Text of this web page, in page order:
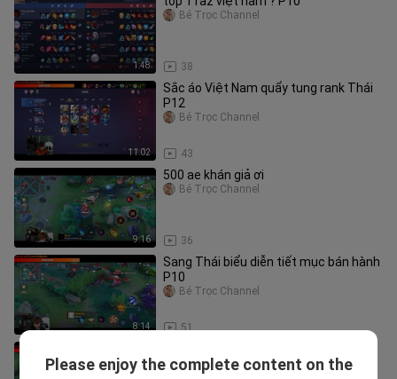
1:48 38
Bé Trọc Channel
11:02
Sắc áo Việt Nam quẩy tung rank Thái
P12
43
Bé Trọc Channel
9:16
500 ae khán giả ơi
36
Bé Trọc Channel
8:14
Sang Thái biểu diễn tiết mục bán hành
P10
51
Bé Trọc Channel
Bé Trọc Channel
Please enjoy the complete content on the